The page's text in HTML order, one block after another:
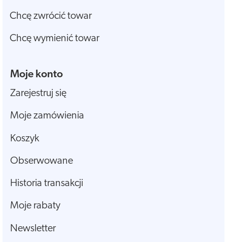
Chcę zwrócić towar
Chcę wymienić towar
Moje konto
Zarejestruj się
Moje zamówienia
Koszyk
Obserwowane
Historia transakcji
Moje rabaty
Newsletter